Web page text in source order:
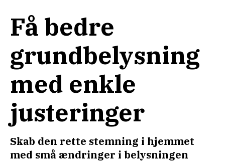
Få bedre
grundbelysning
med enkle
justeringer
Skab den rette stemning i hjemmet
med små ændringer i belysningen